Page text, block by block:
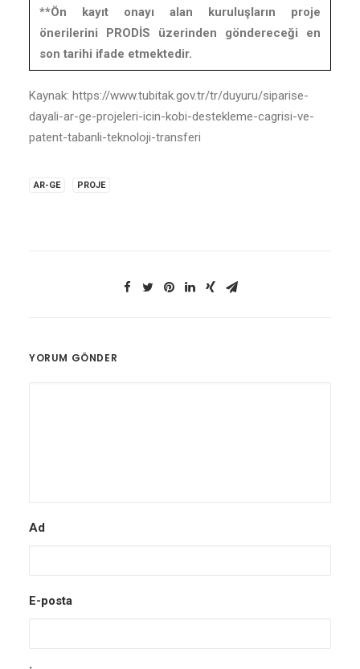
**Ön kayıt onayı alan kuruluşların proje
önerilerini PRODİS üzerinden göndereceği en
son tarihi ifade etmektedir.
Kaynak: https://www.tubitak.gov.tr/tr/duyuru/siparise-
dayali-ar-ge-projeleri-icin-kobi-destekleme-cagrisi-ve-
patent-tabanli-teknoloji-transferi
AR-GE PROJE
YORUM GÖNDER
Ad
E-posta